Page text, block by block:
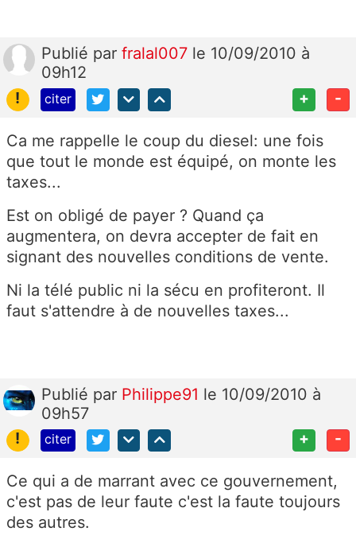
Publié par fralal007 le 10/09/2010 à
09h12
!
citer + -
Ca me rappelle le coup du diesel: une fois
que tout le monde est équipé, on monte les
taxes...
Est on obligé de payer ? Quand ça
augmentera, on devra accepter de fait en
signant des nouvelles conditions de vente.
Ni la télé public ni la sécu en profiteront. Il
faut s'attendre à de nouvelles taxes...
Publié par Philippe91 le 10/09/2010 à
09h57
!
citer + -
Ce qui a de marrant avec ce gouvernement,
c'est pas de leur faute c'est la faute toujours
des autres.